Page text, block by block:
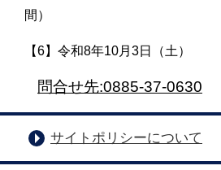
間）
【6】令和8年10月3日（土）
問合せ先:0885-37-0630
サイトポリシーについて